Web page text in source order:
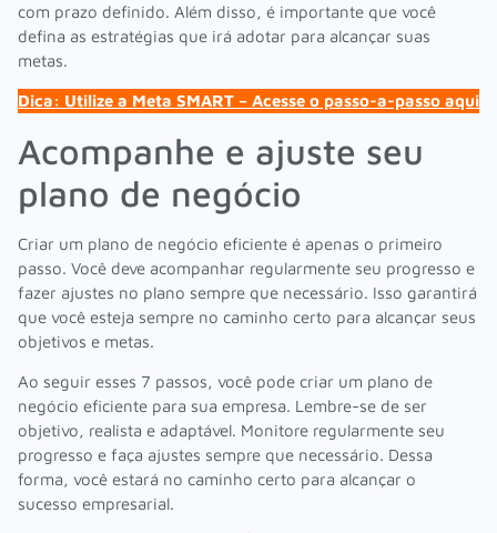
com prazo definido. Além disso, é importante que você
defina as estratégias que irá adotar para alcançar suas
metas.
Dica: Utilize a Meta SMART – Acesse o passo-a-passo aqui
Acompanhe e ajuste seu
plano de negócio
Criar um plano de negócio eficiente é apenas o primeiro
passo. Você deve acompanhar regularmente seu progresso e
fazer ajustes no plano sempre que necessário. Isso garantirá
que você esteja sempre no caminho certo para alcançar seus
objetivos e metas.
Ao seguir esses 7 passos, você pode criar um plano de
negócio eficiente para sua empresa. Lembre-se de ser
objetivo, realista e adaptável. Monitore regularmente seu
progresso e faça ajustes sempre que necessário. Dessa
forma, você estará no caminho certo para alcançar o
sucesso empresarial.